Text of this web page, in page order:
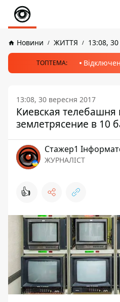
Новини ЖИТТЯ 13:08,
ТОПТЕМА:
13:08, 30 вересня 2017
Киевская
землетрясение в 10
Стажер1
ЖУРНАЛІСТ
👍